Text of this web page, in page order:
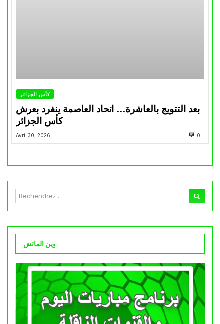
كأس الجزائر
بعد التتويج بالعاشرة… اتحاد العاصمة ينفرد بعرش
كأس الجزائر
Avril 30, 2026 0
وين الماتش